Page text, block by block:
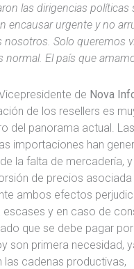
las dirigencias políticas
encausar urgente y no
Solo queremos
normal. El país que
de Nova
de los resellers es
del panorama actual. Las
importaciones han
la falta de mercadería, y
de precios asociada
ambos efectos
escases y en caso de
que se debe pagar por
son primera necesidad,
las cadenas productivas,